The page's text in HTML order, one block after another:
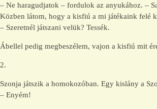
– Ne haragudjatok – fordulok az anyukához. –
Közben látom, hogy a kisfiú a mi játékaink felé
– Szeretnél játszani velük? Tessék.
Ábellel pedig megbeszélem, vajon a kisfiú mit
2.
Szonja játszik a homokozóban. Egy kislány a
– Enyém!